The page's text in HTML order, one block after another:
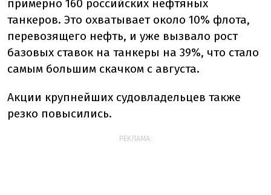
примерно 160 российских нефтяных
танкеров. Это охватывает около 10% флота,
перевозящего нефть, и уже вызвало рост
базовых ставок на танкеры на 39%, что стало
самым большим скачком с августа.
Акции крупнейших судовладельцев также
резко повысились.
РЕКЛАМА: